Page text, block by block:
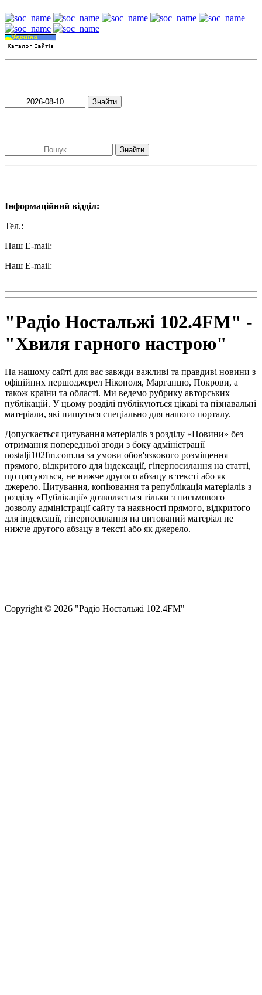
Знайти
Знайти
Інформаційний відділ:
Тел.:
Наш E-mail:
Наш E-mail:
"Радіо Ностальжі 102.4FM" -
"Хвиля гарного настрою"
На нашому сайті для вас завжди важливі та правдиві новини з
офіційних першоджерел Нікополя, Марганцю, Покрови, а
також країни та області. Ми ведемо рубрику авторських
публікацій. У цьому розділі публікуються цікаві та пізнавальні
матеріали, які пишуться спеціально для нашого порталу.
Допускається цитування матеріалів з розділу «Новини» без
отримання попередньої згоди з боку адміністрації
nostalji102fm.com.ua за умови обов'язкового розміщення
прямого, відкритого для індексації, гіперпосилання на статті,
що цитуються, не нижче другого абзацу в тексті або як
джерело. Цитування, копіювання та републікація матеріалів з
розділу «Публікації» дозволяється тільки з письмового
дозволу адміністрації сайту та наявності прямого, відкритого
для індексації, гіперпосилання на цитований матеріал не
нижче другого абзацу в тексті або як джерело.
Сopyright © 2026 "Радіо Ностальжі 102.4FM"